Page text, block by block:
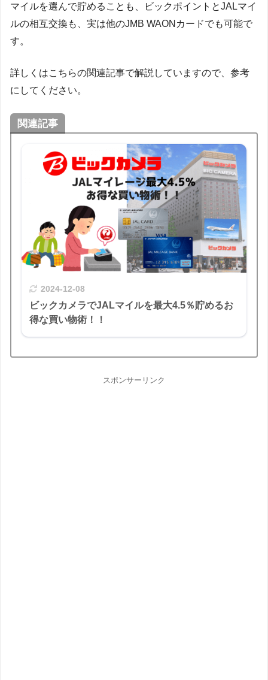
マイルを選んで貯めることも、ビックポイントとJALマイ
ルの相互交換も、実は他のJMB WAONカードでも可能で
す。
詳しくはこちらの関連記事で解説していますので、参考
にしてください。
関連記事
2024-12-08
ビックカメラでJALマイルを最大4.5％貯めるお
得な買い物術！！
スポンサーリンク